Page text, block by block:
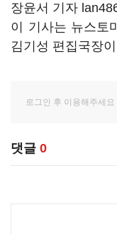
장윤서 기자
이 기사는 뉴스토
김기성 편집국장
댓글 0